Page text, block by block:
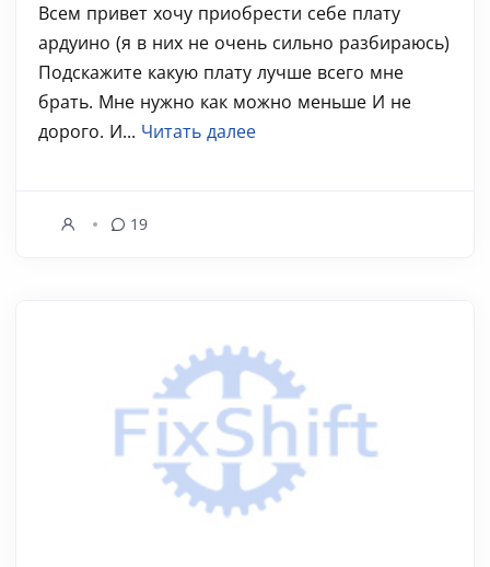
Всем привет хочу приобрести себе плату
ардуино (я в них не очень сильно разбираюсь)
Подскажите какую плату лучше всего мне
брать. Мне нужно как можно меньше И не
дорого. И... Читать далее
19